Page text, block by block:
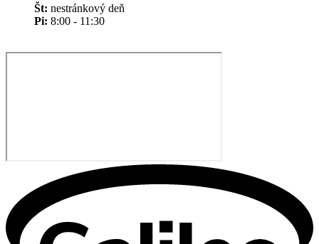
Št: nestránkový deň
Pi: 8:00 - 11:30